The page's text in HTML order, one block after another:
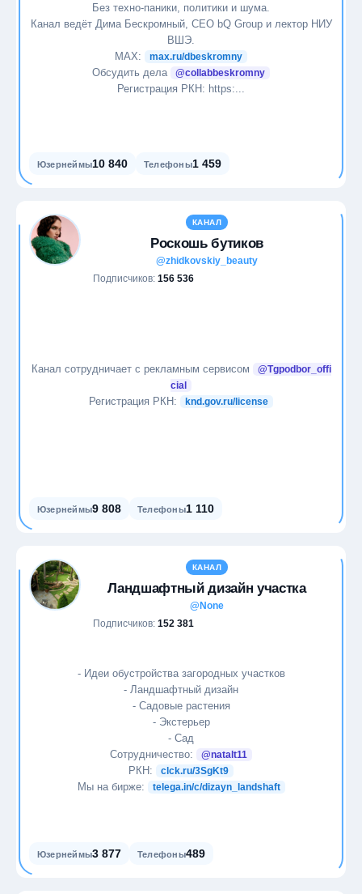
Без техно-паники, политики и шума.
Канал ведёт Дима Бескромный, CEO bQ Group и лектор НИУ
ВШЭ.
MAX:
max.ru/dbeskromny
Обсудить дела @collabbeskromny
Регистрация РКН: https:...
Юзернеймы10 840 Телефоны1 459
КАНАЛ
Роскошь бутиков
@zhidkovskiy_beauty
Подписчиков: 156 536
Канал сотрудничает с рекламным сервисом
@Tgpodbor_offi
cial
Регистрация РКН: knd.gov.ru/license
Юзернеймы9 808 Телефоны1 110
КАНАЛ
Ландшафтный дизайн участка
@None
Подписчиков: 152 381
- Идеи обустройства загородных участков
- Ландшафтный дизайн
- Садовые растения
- Экстерьер
- Сад
Сотрудничество:
@natalt11
РКН: clck.ru/3SgKt9
Мы на бирже: telega.in/c/dizayn_landshaft
Юзернеймы3 877 Телефоны489